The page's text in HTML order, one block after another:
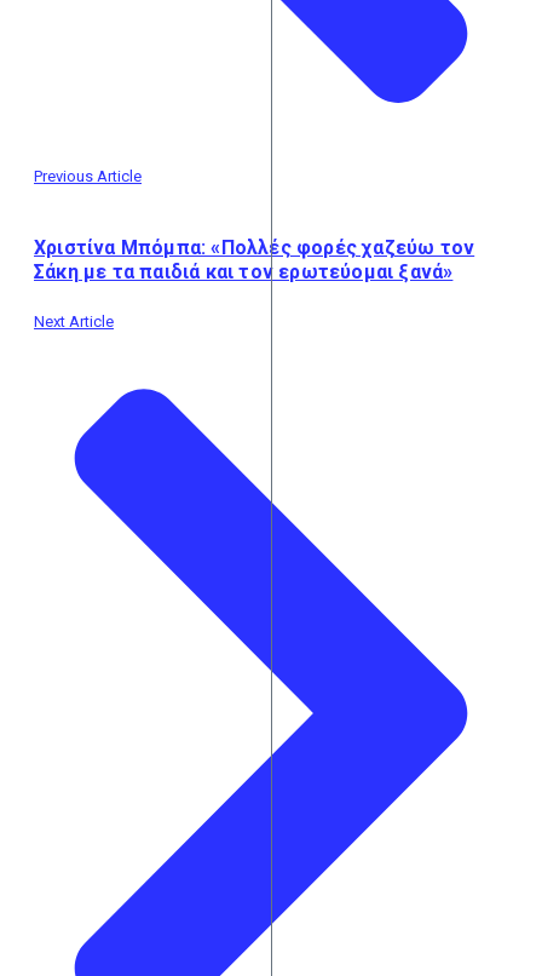
Previous Article
Χριστίνα Μπόμπα: «Πολλές φορές χαζεύω τον
Σάκη με τα παιδιά και τον ερωτεύομαι ξανά»
Next Article